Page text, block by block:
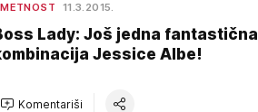
11.3.2015.
Lady: Još jedna fantastična
Jessice Albe!
Komentariši